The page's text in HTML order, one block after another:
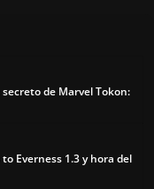
de Marvel Tokon:
Everness 1.3 y hora del